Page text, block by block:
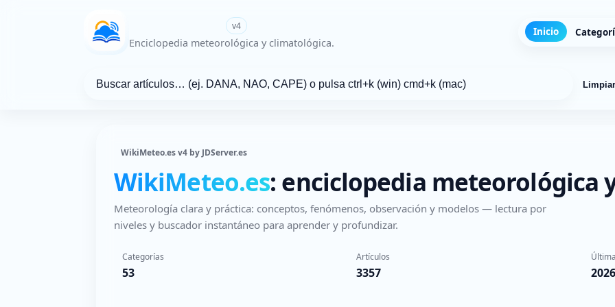
WikiMeteo.es v4
Enciclopedia meteorológica y climatológica.
Inicio
Limpiar
WikiMeteo.es v4 by JDServer.es
WikiMeteo.es: enciclopedia meteorológica
Meteorología clara y práctica: conceptos, fenómenos, observación y modelos — lectura por
niveles y buscador instantáneo para aprender y profundizar.
Categorías
53
Artículos
3357